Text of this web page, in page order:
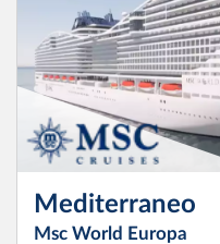
Mediterraneo
Msc World Europa